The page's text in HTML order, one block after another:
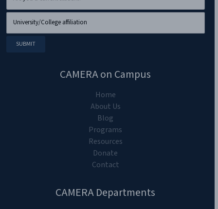
CAMERA on Campus
Home
About Us
Blog
Programs
Resources
Donate
Contact
CAMERA Departments